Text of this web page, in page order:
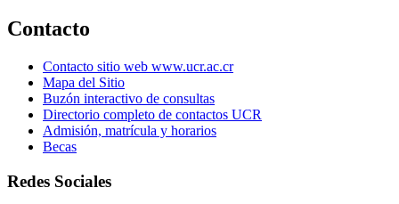
Contacto
Contacto sitio web www.ucr.ac.cr
Mapa del Sitio
Buzón interactivo de consultas
Directorio completo de contactos UCR
Admisión, matrícula y horarios
Becas
Redes Sociales